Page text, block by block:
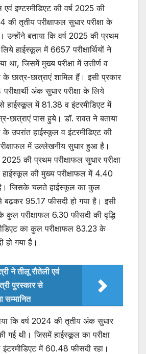
इण्टरमीडिएट की वर्ष 2025 की
की तृतीय परीक्षाफल सुधार परीक्षा के
उन्होंने बताया कि वर्ष 2025 की प्रथम
हाईस्कूल में 6657 परीक्षार्थियों ने
था, जिसमें मुख्य परीक्षा में उत्तीर्ण व
के छात्र-छात्राएं शामिल हैं। इसी प्रकार
अंक सुधार परीक्षा के लिये
में 81.38 व इंटरमीडिएट में
छात्राएं पास हुये। डॉ. रावत ने बताया
के उपरांत हाईस्कूल व इंटरमीडिएट की
में उल्लेखनीय सुधार हुआ है।
2025 की प्रथम परीक्षाफल सुधार परीक्षा
हाईस्कूल की मुख्य परीक्षाफल में 4.40
है। जिसके चलते हाईस्कूल का कुल
बढ़कर 95.17 फीसदी हो गया है। इसी
कुल परीक्षाफल 6.30 फीसदी की वृद्धि
का कुल परीक्षाफल 83.23 के
हो गया है।
ने तीलू रौतेली एवं
पुरस्कार से
सम्मानित
कि वर्ष 2024 की तृतीय अंक सुधार
गई थी। जिसमें हाईस्कूल का परीक्षा
में 60.48 फीसदी रहा।